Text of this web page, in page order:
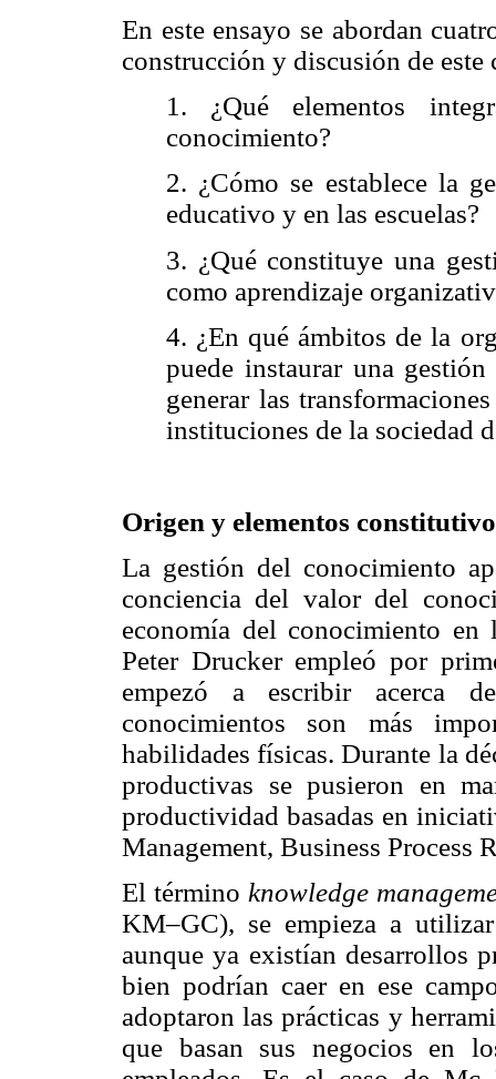
En este ensayo se abordan
construcción y discusión de este
1. ¿Qué elementos
conocimiento?
2. ¿Cómo se establece la
educativo y en las escuelas?
3. ¿Qué constituye una
como aprendizaje
4. ¿En qué ámbitos de la
puede instaurar una
generar las
instituciones de la sociedad
Origen y elementos
La gestión del conocimiento
conciencia del valor del
economía del conocimiento
Peter Drucker empleó por
empezó a escribir acerca
conocimientos son más
habilidades físicas. Durante la
productivas se pusieron en
productividad basadas en
Management, Business Process
El término knowledge
KM–GC), se empieza a
aunque ya existían desarrollos
bien podrían caer en ese
adoptaron las prácticas y
que basan sus negocios en